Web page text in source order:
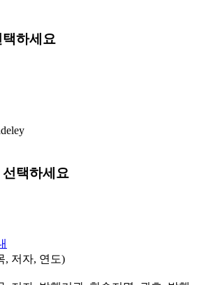
하세요
택하세요
, 저자, 연도)